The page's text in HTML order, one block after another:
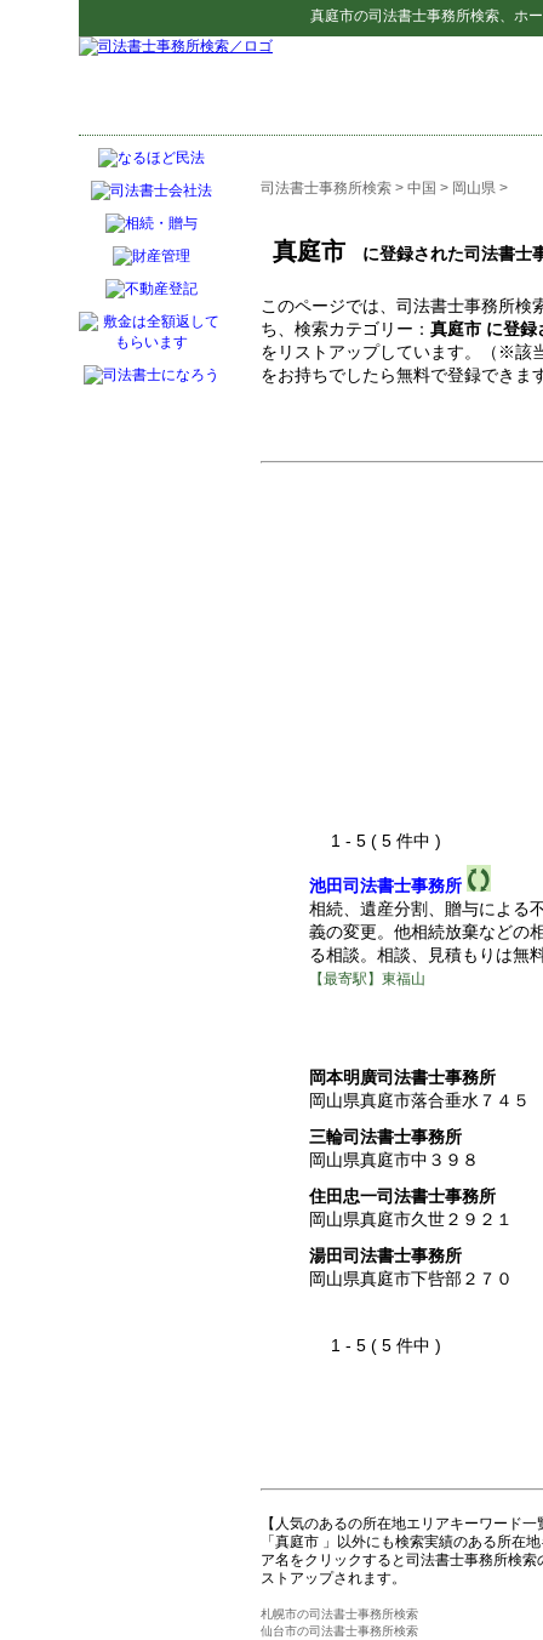
真庭市の司法書士事務所検索、ホ
司法書士事務所検索 > 中国 > 岡山県 >
真庭市 に登録された司法書士
このページでは、司法書士事務所検
ち、検索カテゴリー： 真庭市 に登録
をリストアップしています。（※該
をお持ちでしたら無料で登録できま
1 - 5 ( 5 件中 )
池田司法書士事務所
相続、遺産分割、贈与による
義の変更。他相続放棄などの
る相談。相談、見積もりは無
【最寄駅】東福山
岡本明廣司法書士事務所
岡山県真庭市落合垂水７４５
三輪司法書士事務所
岡山県真庭市中３９８
住田忠一司法書士事務所
岡山県真庭市久世２９２１
湯田司法書士事務所
岡山県真庭市下呰部２７０
1 - 5 ( 5 件中 )
【人気のあるの所在地エリアキーワード一
「真庭市 」以外にも検索実績のある所在
ア名をクリックすると司法書士事務所検
ストアップされます。
札幌市の司法書士事務所検索
仙台市の司法書士事務所検索